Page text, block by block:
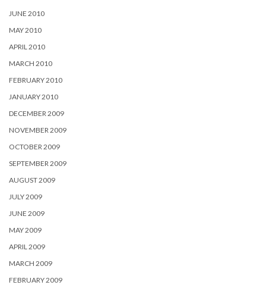
JUNE 2010
MAY 2010
APRIL 2010
MARCH 2010
FEBRUARY 2010
JANUARY 2010
DECEMBER 2009
NOVEMBER 2009
OCTOBER 2009
SEPTEMBER 2009
AUGUST 2009
JULY 2009
JUNE 2009
MAY 2009
APRIL 2009
MARCH 2009
FEBRUARY 2009